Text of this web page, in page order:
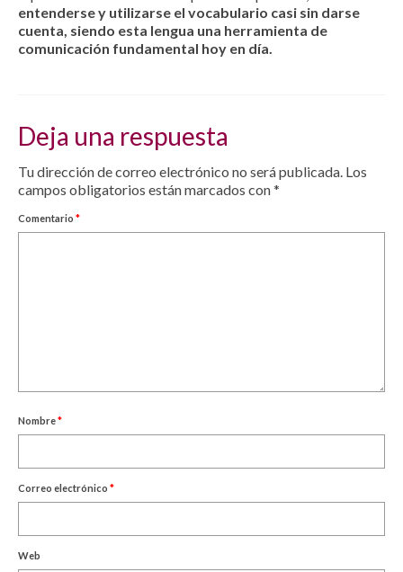
entenderse y utilizarse el vocabulario casi sin darse
cuenta, siendo esta lengua una herramienta de
comunicación fundamental hoy en día.
Deja una respuesta
Tu dirección de correo electrónico no será publicada. Los
campos obligatorios están marcados con*
Comentario *
Nombre*
Correo electrónico *
Web